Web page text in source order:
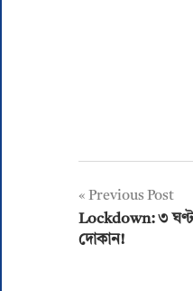
Post
navigation
Previous Post
Lockdown: ৩
দোকান!